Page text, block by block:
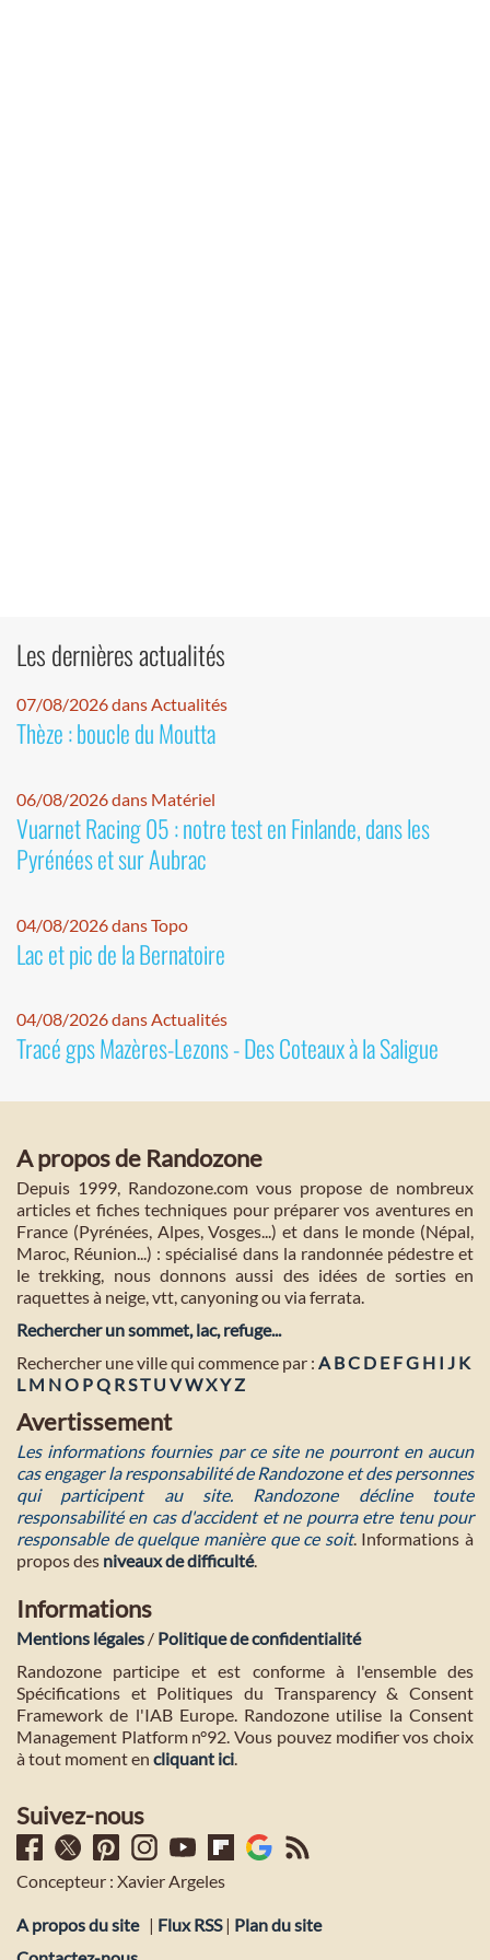
Les dernières actualités
07/08/2026 dans Actualités
Thèze : boucle du Moutta
06/08/2026 dans Matériel
Vuarnet Racing 05 : notre test en Finlande, dans les
Pyrénées et sur Aubrac
04/08/2026 dans Topo
Lac et pic de la Bernatoire
04/08/2026 dans Actualités
Tracé gps Mazères-Lezons - Des Coteaux à la Saligue
A propos de Randozone
Depuis 1999, Randozone.com vous propose de nombreux
articles et fiches techniques pour préparer vos aventures en
France (Pyrénées, Alpes, Vosges...) et dans le monde (Népal,
Maroc, Réunion...) : spécialisé dans la randonnée pédestre et
le trekking, nous donnons aussi des idées de sorties en
raquettes à neige, vtt, canyoning ou via ferrata.
Rechercher un sommet, lac, refuge...
Rechercher une ville qui commence par : A BC D E FG H I J K
L M NO PQ RST U VWXYZ
Avertissement
Les informations fournies par ce site ne pourront en aucun
cas engager la responsabilité de Randozone et des personnes
qui participent au site. Randozone décline toute
responsabilité en cas d'accident et ne pourra etre tenu pour
responsable de quelque manière que ce soit. Informations à
propos des niveaux de difficulté.
Informations
Mentions légales / Politique de confidentialité
Randozone participe et est conforme à l'ensemble des
Spécifications et Politiques du Transparency & Consent
Framework de l'IAB Europe. Randozone utilise la Consent
Management Platform n°92. Vous pouvez modifier vos choix
à tout moment en cliquant ici.
Suivez-nous
Concepteur : Xavier Argeles
A propos du site | Flux RSS| Plan du site